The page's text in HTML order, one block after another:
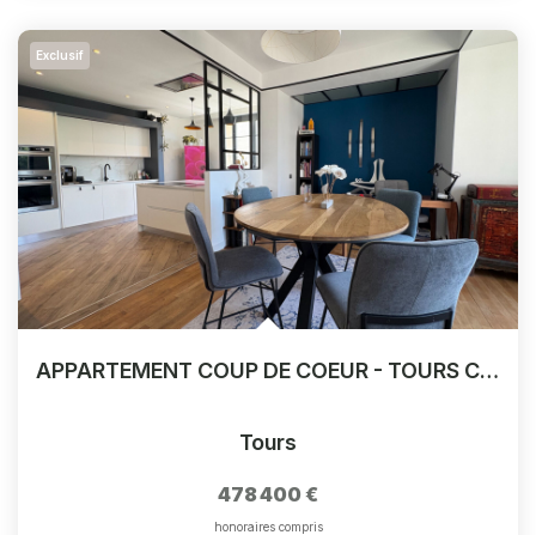
Exclusif
APPARTEMENT COUP DE COEUR - TOURS CENTRE - QUARTIER HISTORIQUE - CALME
Tours
478 400 €
honoraires compris